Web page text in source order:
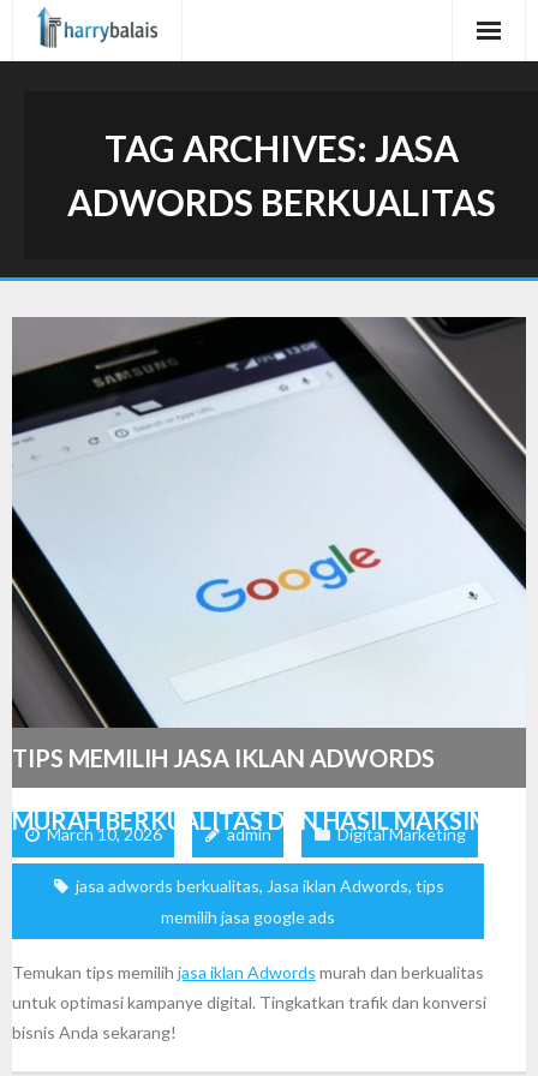
TAG ARCHIVES: JASA
ADWORDS BERKUALITAS
TIPS MEMILIH JASA IKLAN ADWORDS
MURAH BERKUALITAS DAN HASIL MAKSIMAL
March 10, 2026 admin Digital Marketing
jasa adwords berkualitas, Jasa iklan Adwords, tips
memilih jasa google ads
Temukan tips memilih jasa iklan Adwords murah dan berkualitas
untuk optimasi kampanye digital. Tingkatkan trafik dan konversi
bisnis Anda sekarang!